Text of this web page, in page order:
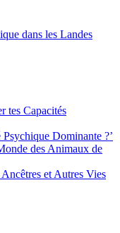
dans les Landes
tes Capacités
Dominante ?’
des Animaux de
et Autres Vies